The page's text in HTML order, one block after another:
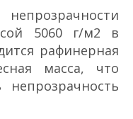
50­60 г/м2 в
рафинерная
масса, что
непрозрачность